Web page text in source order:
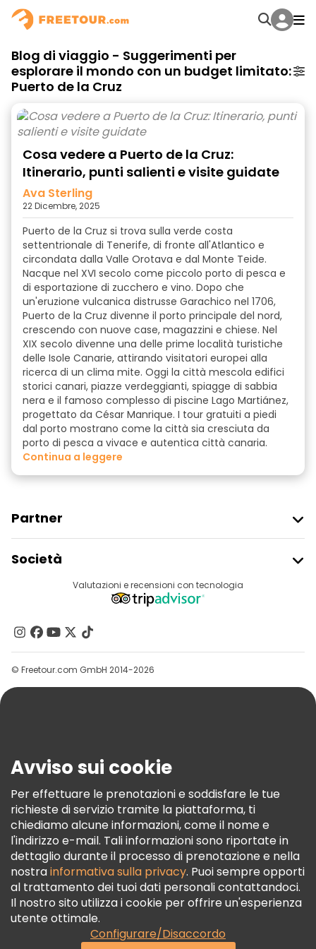
Blog di viaggio - Suggerimenti per
esplorare il mondo con un budget limitato:
Puerto de la Cruz
Cosa vedere a Puerto de la Cruz:
Itinerario, punti salienti e visite guidate
Ava Sterling
22 Dicembre, 2025
Puerto de la Cruz si trova sulla verde costa
settentrionale di Tenerife, di fronte all'Atlantico e
circondata dalla Valle Orotava e dal Monte Teide.
Nacque nel XVI secolo come piccolo porto di pesca e
di esportazione di zucchero e vino. Dopo che
un'eruzione vulcanica distrusse Garachico nel 1706,
Puerto de la Cruz divenne il porto principale del nord,
crescendo con nuove case, magazzini e chiese. Nel
XIX secolo divenne una delle prime località turistiche
delle Isole Canarie, attirando visitatori europei alla
ricerca di un clima mite. Oggi la città mescola edifici
storici canari, piazze verdeggianti, spiagge di sabbia
nera e il famoso complesso di piscine Lago Martiánez,
progettato da César Manrique. I tour gratuiti a piedi
dal porto mostrano come la città sia cresciuta da
porto di pesca a vivace e autentica città canaria.
continua a leggere
Partner
Accesso Del Fornitore
Programma Di Affiliazione
Società
Destinazioni
Contattaci
Gruppi
Aiuto
Termini E Condizioni
Informativa Sui Cookie
Freetour Premi
Programma Di Fidelizzazione
Valutazioni e recensioni con tecnologia
© Freetour.com GmbH 2014-2026
Avviso sui cookie
Per effettuare le prenotazioni e soddisfare le tue
richieste di servizio tramite la piattaforma, ti
chiediamo alcune informazioni, come il nome e
l'indirizzo e-mail. Tali informazioni sono riportate in
dettaglio durante il processo di prenotazione e nella
nostrainformativa sulla privacy. Puoi sempre opporti
al trattamento dei tuoi dati personali contattandoci.
Il nostro sito utilizza i cookie per offrire un'esperienza
utente ottimale.
Configurare/Disaccordo